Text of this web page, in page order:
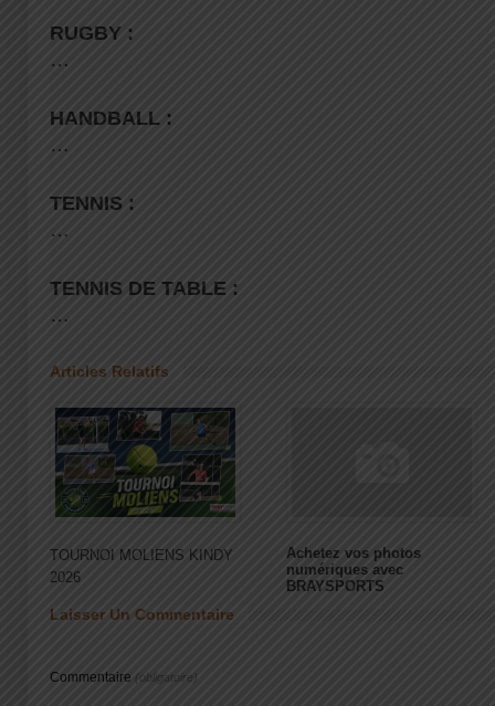
RUGBY :
…
HANDBALL :
…
TENNIS :
…
TENNIS DE TABLE :
…
Articles Relatifs
TOURNOI MOLIENS KINDY
2026
Achetez vos photos
numériques avec
BRAYSPORTS
Laisser Un Commentaire
Commentaire (obligatoire)